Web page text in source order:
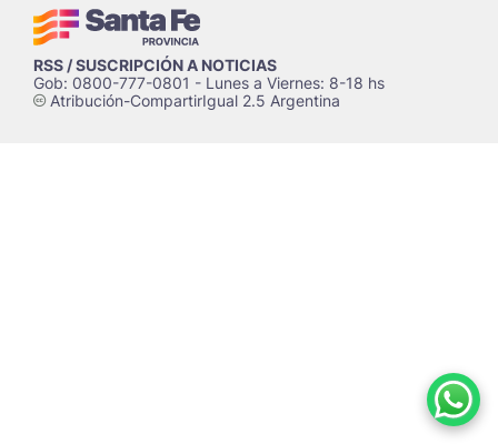
RSS / SUSCRIPCIÓN A NOTICIAS
Gob: 0800-777-0801 - Lunes a Viernes: 8-18 hs
cAtribución-CompartirIgual 2.5 Argentina